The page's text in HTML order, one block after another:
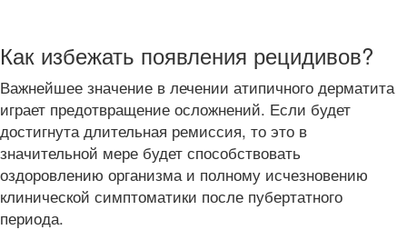
Как избежать появления рецидивов?
Важнейшее значение в лечении атипичного дерматита
играет предотвращение осложнений. Если будет
достигнута длительная ремиссия, то это в
значительной мере будет способствовать
оздоровлению организма и полному исчезновению
клинической симптоматики после пубертатного
периода.